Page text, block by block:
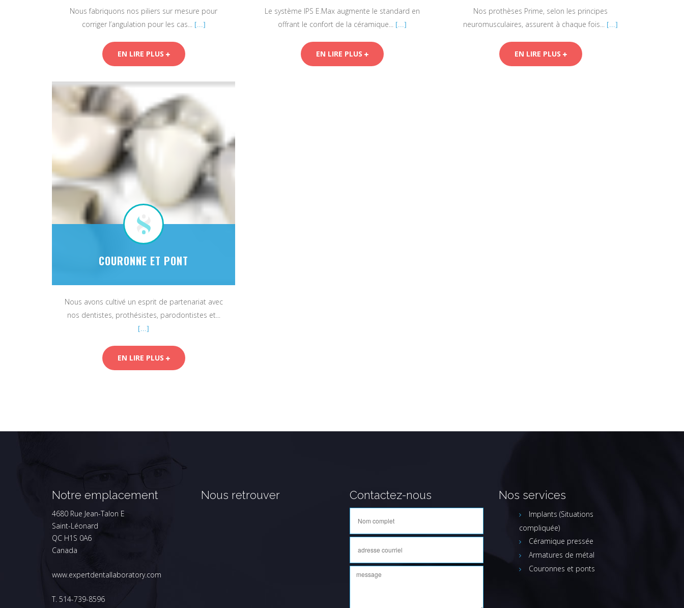
Nous fabriquons nos piliers sur mesure pour
corriger l’angulation pour les cas... [...]
EN LIRE PLUS
Le système IPS E.Max augmente le standard en
offrant le confort de la céramique... [...]
EN LIRE PLUS
Nos prothèses Prime, selon les principes
neuromusculaires, assurent à chaque fois... [...]
EN LIRE PLUS
COURONNE ET PONT
Nous avons cultivé un esprit de partenariat avec
nos dentistes, prothésistes, parodontistes et...
[...]
EN LIRE PLUS
Notre emplacement
4680 Rue Jean-Talon E
Saint-Léonard
QC H1S 0A6
Canada
www.expertdentallaboratory.com
T. 514-739-8596
Nous retrouver Contactez-nous Nos services
Implants (Situations
compliquée)
Céramique pressée
Armatures de métal
Couronnes et ponts